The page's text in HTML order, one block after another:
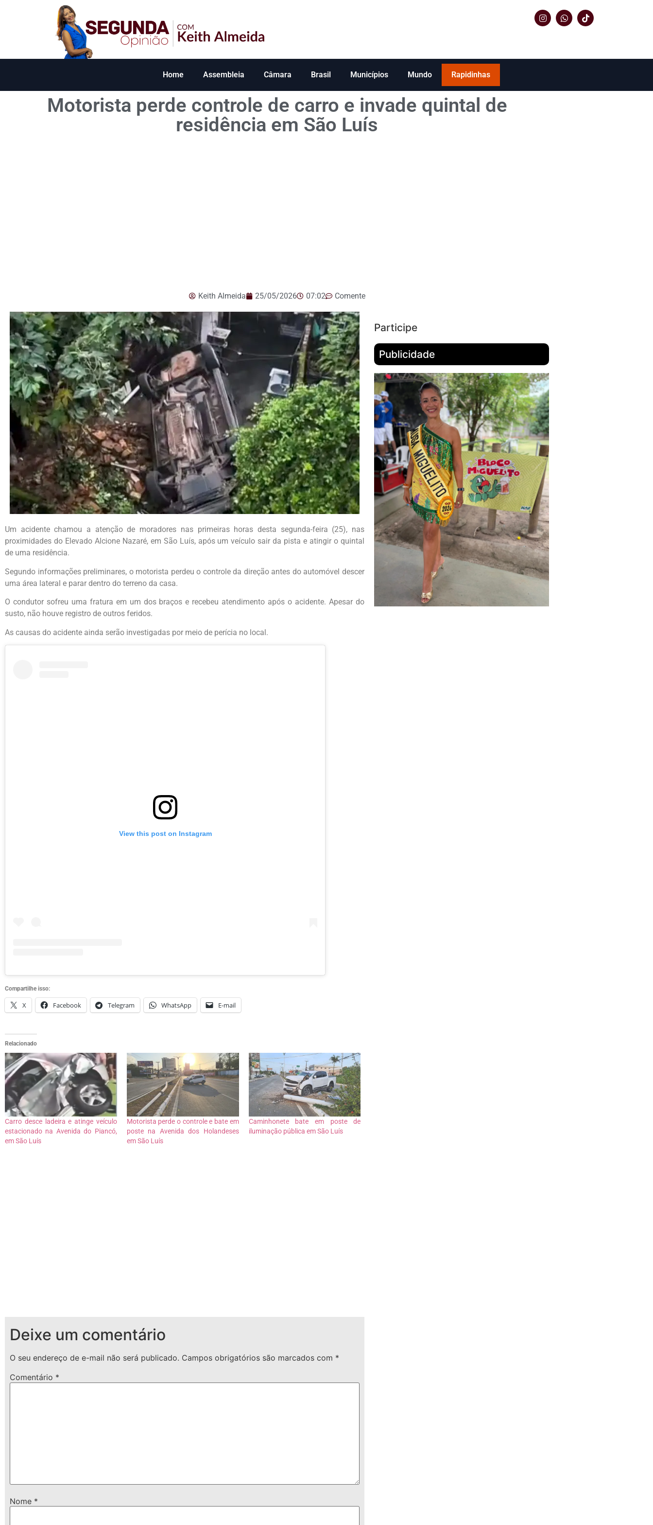
Home Assembleia Câmara Brasil Municípios Mundo Rapidinhas
Motorista perde controle de carro e invade quintal de
residência em São Luís
Keith Almeida 25/05/2026 07:02 Comente
Um acidente chamou a atenção de moradores nas primeiras horas desta segunda-feira (25), nas
proximidades do Elevado Alcione Nazaré, em São Luís, após um veículo sair da pista e atingir o quintal
de uma residência.
Segundo informações preliminares, o motorista perdeu o controle da direção antes do automóvel descer
uma área lateral e parar dentro do terreno da casa.
O condutor sofreu uma fratura em um dos braços e recebeu atendimento após o acidente. Apesar do
susto, não houve registro de outros feridos.
As causas do acidente ainda serão investigadas por meio de perícia no local.
View this post on Instagram
Compartilhe isso:
X Facebook Telegram WhatsApp E-mail
Relacionado
Carro desce ladeira e atinge veículo
estacionado na Avenida do Piancó,
em São Luís
Motorista perde o controle e bate em
poste na Avenida dos Holandeses
em São Luís
Caminhonete bate em poste de
iluminação pública em São Luís
Deixe um comentário
O seu endereço de e-mail não será publicado. Campos obrigatórios são marcados com *
Comentário *
Nome *
Participe
Publicidade